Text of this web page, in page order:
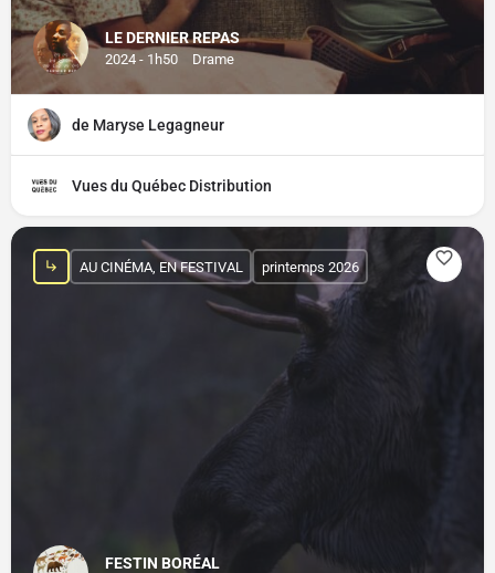
LE DERNIER REPAS
2024 - 1h50 Drame
de Maryse Legagneur
Vues du Québec Distribution
FESTIN BORÉAL
AU CINÉMA, EN FESTIVAL printemps 2026